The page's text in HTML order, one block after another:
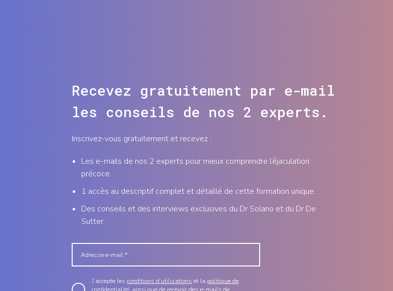
Recevez gratuitement par e-mail
les conseils de nos 2 experts.
Inscrivez-vous gratuitement et recevez :
Les e-mails de nos 2 experts pour mieux comprendre l’éjaculation
précoce.
1 accès au descriptif complet et détaillé de cette formation unique.
Des conseils et des interviews exclusives du Dr Solano et du Dr De
Sutter.
J’accepte les conditions d’utilisations et la politique de